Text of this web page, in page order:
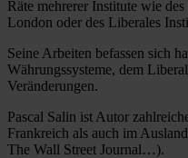
Räte mehrerer Institute wie
London oder des Liberales
Seine Arbeiten befassen sich
Währungssysteme, dem
Veränderungen.
Pascal Salin ist Autor
Frankreich als auch im
The Wall Street Journal…).